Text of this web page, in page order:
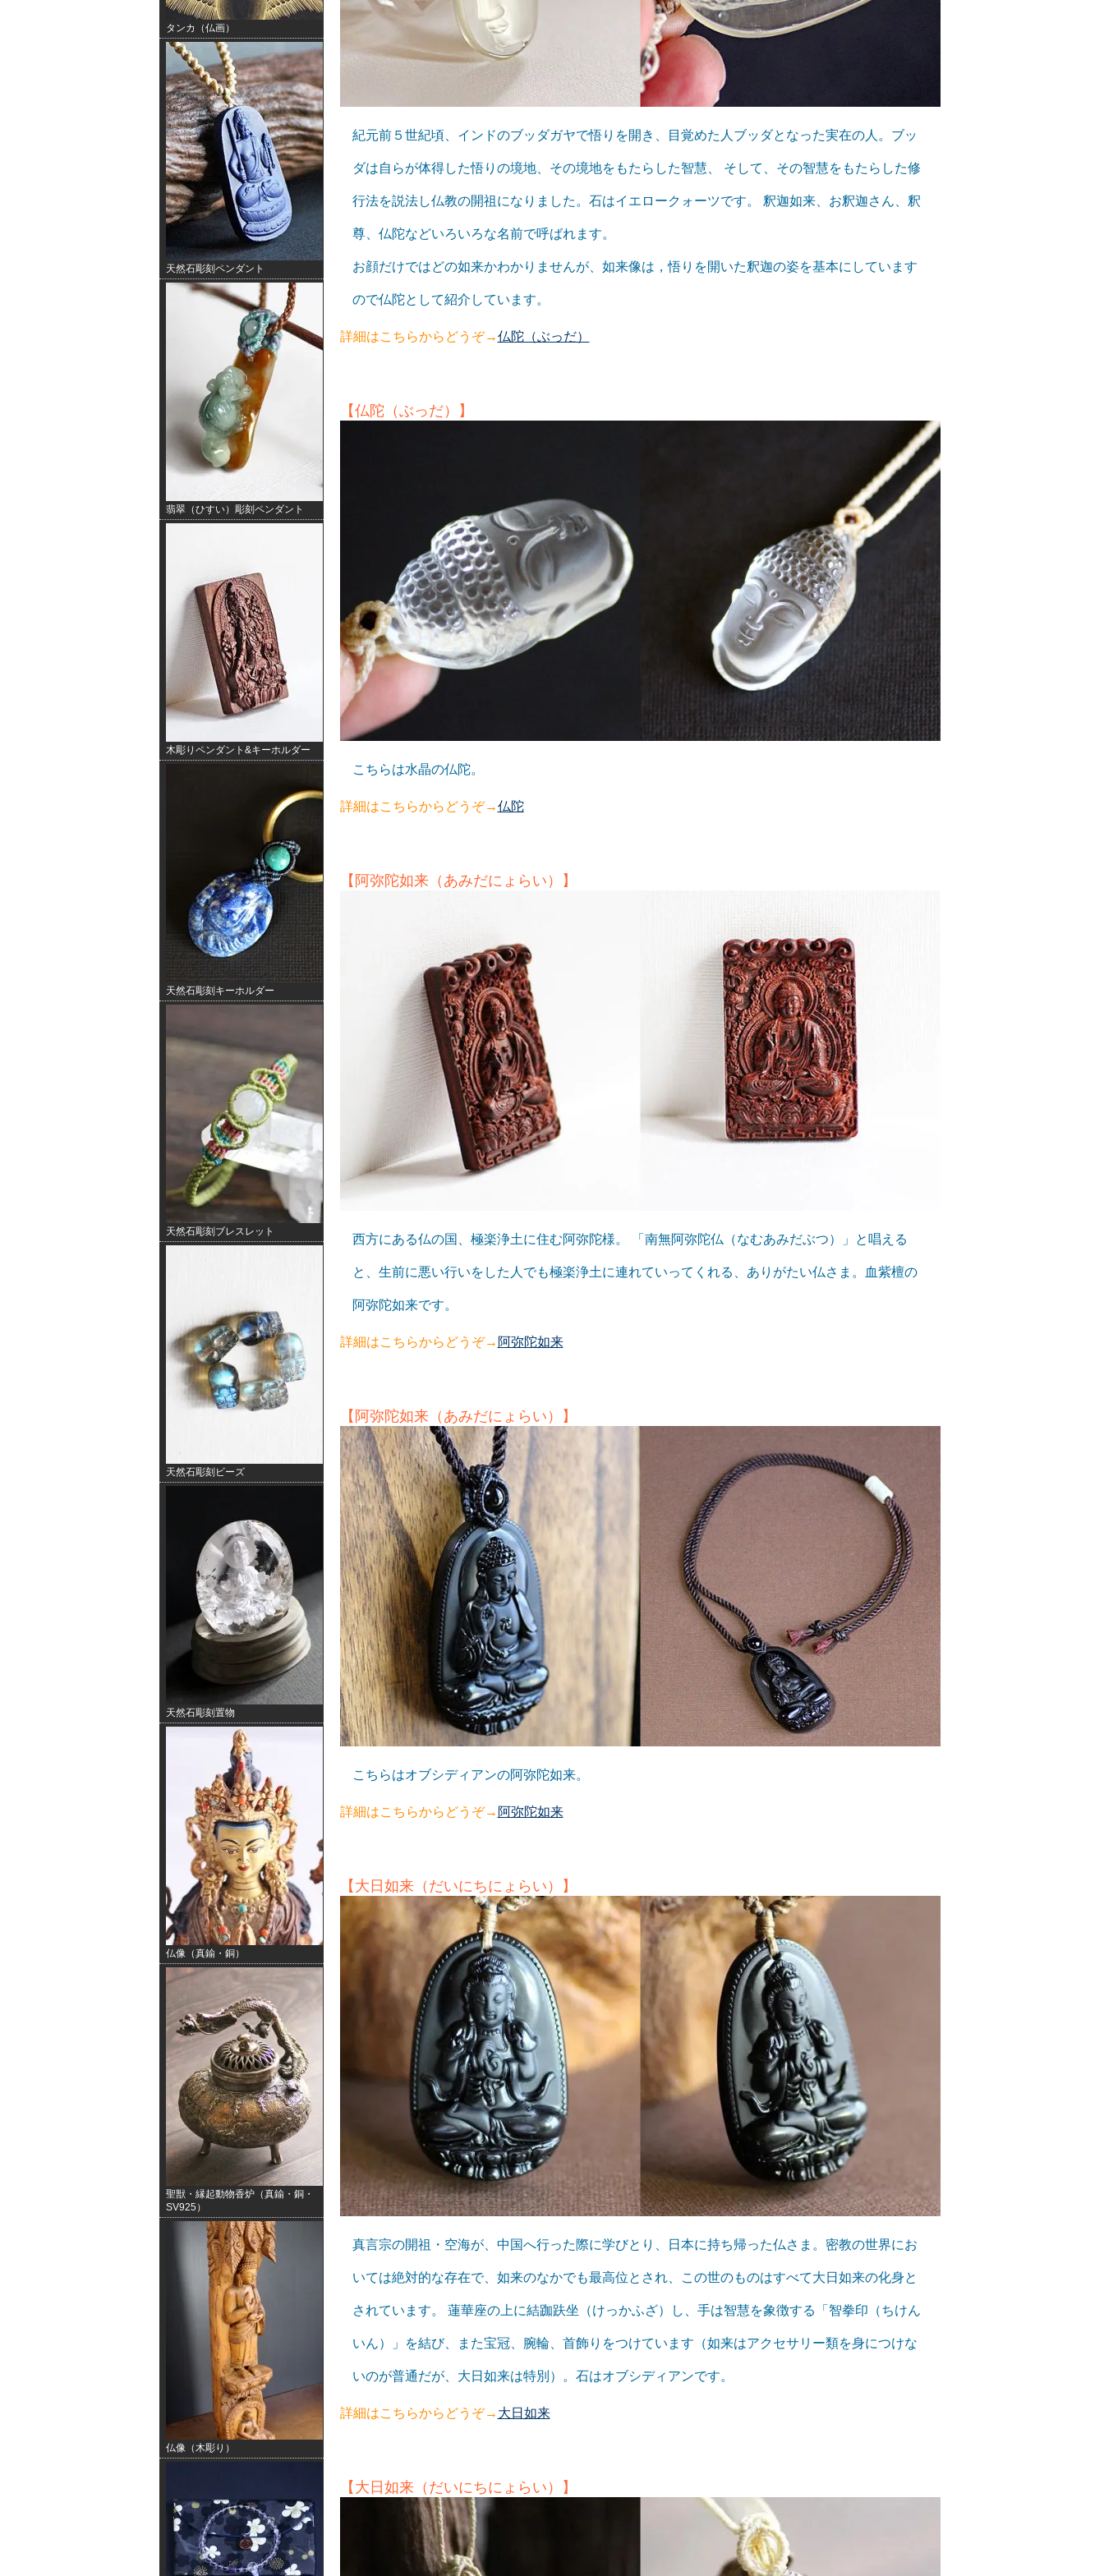
タンカ（仏画）
天然石彫刻ペンダント
翡翠（ひすい）彫刻ペンダント
木彫りペンダント&キーホルダー
天然石彫刻キーホルダー
天然石彫刻ブレスレット
天然石彫刻ビーズ
天然石彫刻置物
仏像（真鍮・銅）
聖獣・縁起動物香炉（真鍮・銅・
SV925）
仏像（木彫り）
紀元前５世紀頃、インドのブッダガヤで悟りを開き、目覚めた人ブッダとなった実在の人。ブッ
ダは自らが体得した悟りの境地、その境地をもたらした智慧、 そして、その智慧をもたらした修
行法を説法し仏教の開祖になりました。石はイエロークォーツです。 釈迦如来、お釈迦さん、釈
尊、仏陀などいろいろな名前で呼ばれます。
お顔だけではどの如来かわかりませんが、如来像は，悟りを開いた釈迦の姿を基本にしています
ので仏陀として紹介しています。
詳細はこちらからどうぞ→仏陀（ぶっだ）
【仏陀（ぶっだ）】
こちらは水晶の仏陀。
詳細はこちらからどうぞ→仏陀
【阿弥陀如来（あみだにょらい）】
西方にある仏の国、極楽浄土に住む阿弥陀様。 「南無阿弥陀仏（なむあみだぶつ）」と唱える
と、生前に悪い行いをした人でも極楽浄土に連れていってくれる、ありがたい仏さま。血紫檀の
阿弥陀如来です。
詳細はこちらからどうぞ→ 阿弥陀如来
【阿弥陀如来（あみだにょらい）】
こちらはオブシディアンの阿弥陀如来。
詳細はこちらからどうぞ→ 阿弥陀如来
【大日如来（だいにちにょらい）】
真言宗の開祖・空海が、中国へ行った際に学びとり、日本に持ち帰った仏さま。密教の世界にお
いては絶対的な存在で、如来のなかでも最高位とされ、この世のものはすべて大日如来の化身と
されています。 蓮華座の上に結跏趺坐（けっかふざ）し、手は智慧を象徴する「智拳印（ちけん
いん）」を結び、また宝冠、腕輪、首飾りをつけています（如来はアクセサリー類を身につけな
いのが普通だが、大日如来は特別）。石はオブシディアンです。
詳細はこちらからどうぞ→ 大日如来
【大日如来（だいにちにょらい）】